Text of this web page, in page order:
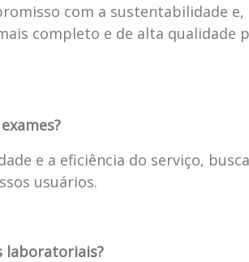
com a sustentabilidade
completo e de alta qualidade
e a eficiência do serviço,
usuários.
laboratoriais?